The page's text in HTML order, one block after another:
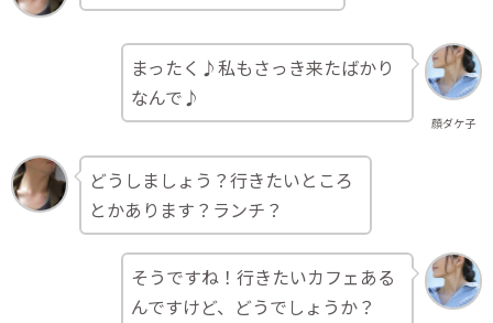
顔ダケ子
まったく♪私もさっき来たばかり
なんで♪
どうしましょう？行きたいところ
とかあります？ランチ？
そうですね！行きたいカフェある
んですけど、どうでしょうか？